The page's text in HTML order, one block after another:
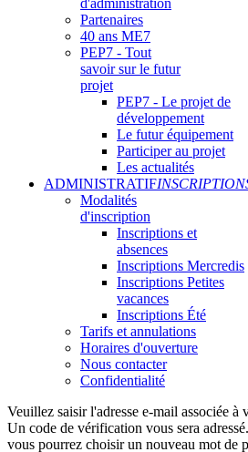
Partenaires
40 ans ME7
PEP7 - Tout
savoir sur le futur
projet
PEP7 - Le projet de
développement
Le futur équipement
Participer au projet
Les actualités
ADMINISTRATIF
Modalités
d'inscription
Inscriptions et
absences
Inscriptions Mercredis
Inscriptions Petites
vacances
Inscriptions Été
Tarifs et annulations
Horaires d'ouverture
Nous contacter
Confidentialité
Veuillez saisir l'adresse e-mail associée à
Un code de vérification vous sera
vous pourrez choisir un nouveau mot de